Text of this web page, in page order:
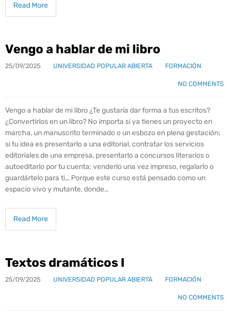
Read More
Vengo a hablar de mi libro
25/09/2025 UNIVERSIDAD POPULAR ABIERTA FORMACIÓN
NO COMMENTS
Vengo a hablar de mi libro ¿Te gustaría dar forma a tus escritos?
¿Convertirlos en un libro? No importa si ya tienes un proyecto en
marcha, un manuscrito terminado o un esbozo en plena gestación;
si tu idea es presentarlo a una editorial, contratar los servicios
editoriales de una empresa, presentarlo a concursos literarios o
autoeditarlo por tu cuenta; venderlo una vez impreso, regalarlo o
guardártelo para ti… Porque este curso está pensado como un
espacio vivo y mutante, donde…
Read More
Textos dramáticos I
25/09/2025 UNIVERSIDAD POPULAR ABIERTA FORMACIÓN
NO COMMENTS